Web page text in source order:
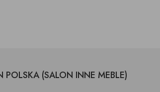
POLSKA (SALON INNE MEBLE)